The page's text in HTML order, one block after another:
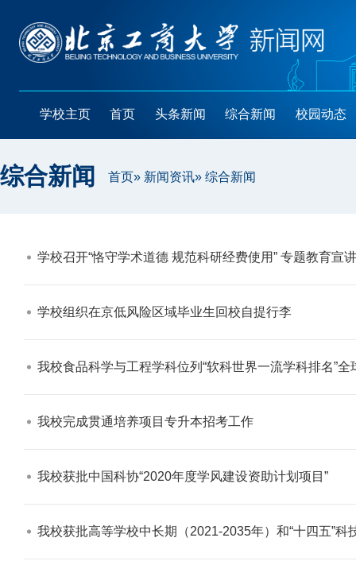
学校主页 首页 头条新闻 综合新闻 校园动态
综合新闻 首页» 新闻资讯» 综合新闻
学校召开“恪守学术道德 规范科研经费使用” 专题教育宣
学校组织在京低风险区域毕业生回校自提行李​
我校食品科学与工程学科位列“软科世界一流学科排名”全
我校完成贯通培养项目专升本招考工作​
我校获批中国科协“2020年度学风建设资助计划项目”​
我校获批高等学校中长期（2021-2035年）和“十四五”科